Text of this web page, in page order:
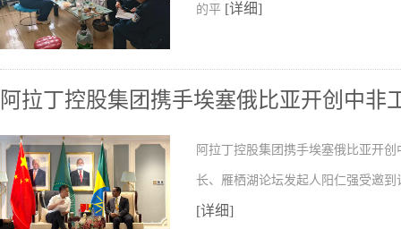
的平 [详细]
阿拉丁控股集团携手埃塞俄比亚开创中非
阿拉丁控股集团携手埃塞俄比亚开
长、雁栖湖论坛发起人阳仁强受邀
[详细]